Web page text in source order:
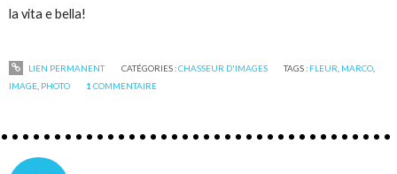
la vita e bella!
LIEN PERMANENT CATÉGORIES :CHASSEUR D'IMAGES TAGS : FLEUR MARCO,
IMAGE PHOTO 1 COMMENTAIRE